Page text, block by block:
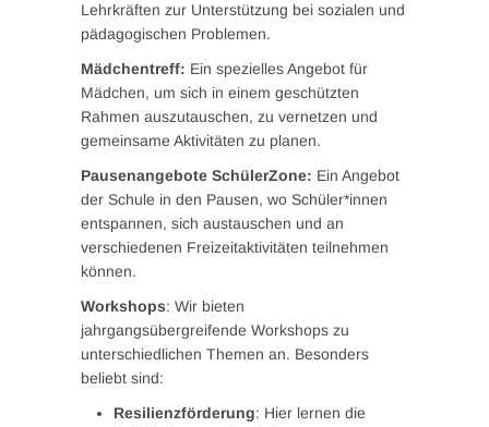
Lehrkräften zur Unterstützung bei sozialen und
pädagogischen Problemen.
Mädchentreff: Ein spezielles Angebot für
Mädchen, um sich in einem geschützten
Rahmen auszutauschen, zu vernetzen und
gemeinsame Aktivitäten zu planen.
Pausenangebote SchülerZone: Ein Angebot
der Schule in den Pausen, wo Schüler*innen
entspannen, sich austauschen und an
verschiedenen Freizeitaktivitäten teilnehmen
können.
Workshops: Wir bieten
jahrgangsübergreifende Workshops zu
unterschiedlichen Themen an. Besonders
beliebt sind:
Resilienzförderung: Hier lernen die